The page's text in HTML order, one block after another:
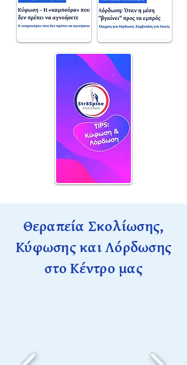
Θεραπεία Σκολίωσης,
Κύφωσης και Λόρδωσης
στο Κέντρο μας